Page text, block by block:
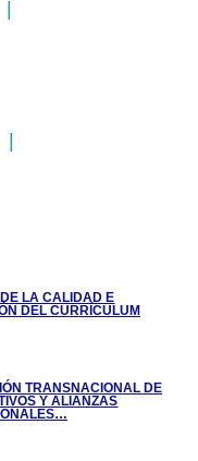
LA CALIDAD E
DEL CURRÍCULUM
TRANSNACIONAL DE
Y ALIANZAS